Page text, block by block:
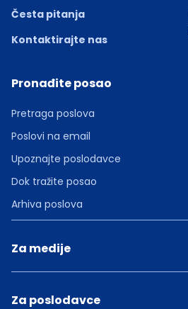
Česta pitanja
Kontaktirajte nas
Pronađite posao
Pretraga poslova
Poslovi na email
Upoznajte poslodavce
Dok tražite posao
Arhiva poslova
Za medije
Za poslodavce